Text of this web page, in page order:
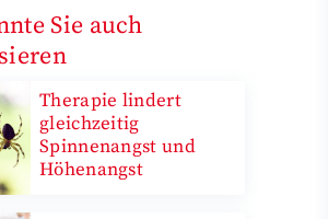
Sie auch
Therapie lindert
gleichzeitig
Spinnenangst und
Höhenangst